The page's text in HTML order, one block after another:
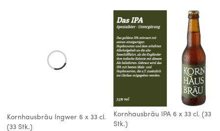
Kornhausbräu Ingwer 6 x 33 cl.
(33 Stk.)
Kornhausbräu IPA 6 x 33 cl. (33
Stk.)